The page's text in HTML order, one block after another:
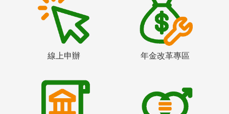
線上申辦 年金改革專區